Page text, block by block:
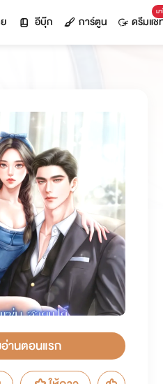
อีบุ๊ก การ์ตูน
ม
ดรีมแช
อ่านตอนแรก